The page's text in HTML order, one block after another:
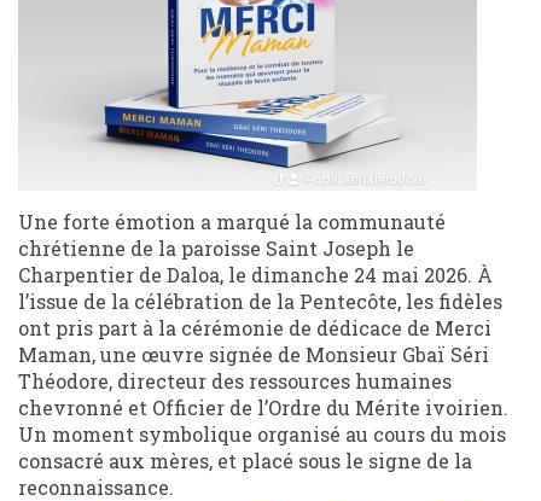
Une forte émotion a marqué la communauté
chrétienne de la paroisse Saint Joseph le
Charpentier de Daloa, le dimanche 24 mai 2026. À
l’issue de la célébration de la Pentecôte, les fidèles
ont pris part à la cérémonie de dédicace de Merci
Maman, une œuvre signée de Monsieur Gbaï Séri
Théodore, directeur des ressources humaines
chevronné et Officier de l’Ordre du Mérite ivoirien.
Un moment symbolique organisé au cours du mois
consacré aux mères, et placé sous le signe de la
reconnaissance.